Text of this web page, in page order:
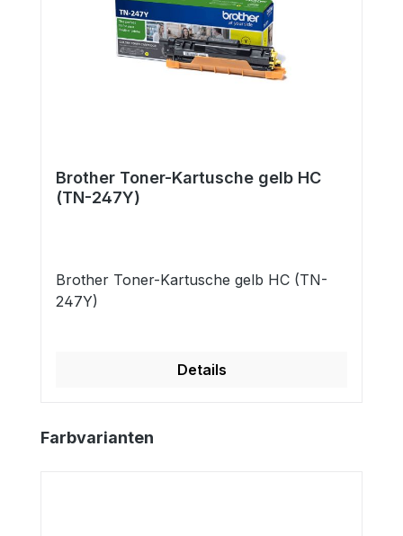
Brother Toner-Kartusche gelb HC
(TN-247Y)
Brother Toner-Kartusche gelb HC (TN-
247Y)
Details
Produktgalerie überspringen
Farbvarianten